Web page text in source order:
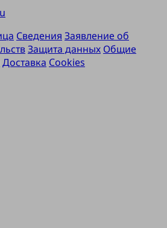
Сведения Заявление об
Защита данных Общие
Доставка Cookies